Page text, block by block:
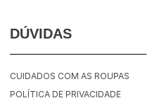
DÚVIDAS
CUIDADOS COM AS ROUPAS
POLÍTICA DE PRIVACIDADE